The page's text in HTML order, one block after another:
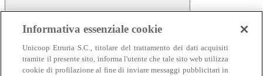
Informativa essenziale cookie
Unicoop Etruria S.C., titolare del trattamento dei dati acquisiti
tramite il presente sito, informa l'utente che tale sito web utilizza
cookie di profilazione al fine di inviare messaggi pubblicitari in